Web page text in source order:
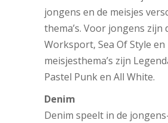
jongens en de meisjes
thema’s. Voor jongens zijn
Worksport, Sea Of Style en
meisjesthema’s zijn
Pastel Punk en All White.
Denim
Denim speelt in de